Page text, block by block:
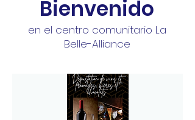
Bienvenido
en el centro comunitario La
Belle-Alliance